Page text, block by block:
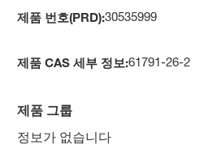
제품 번호(PRD):30535999
제품 CAS 세부 정보:61791-26-2
제품 그룹
정보가 없습니다